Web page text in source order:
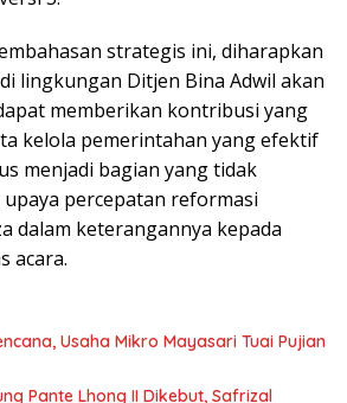
strategis ini, diharapkan
lingkungan Ditjen Bina Adwil akan
memberikan kontribusi yang
kelola pemerintahan yang efektif
menjadi bagian yang tidak
percepatan reformasi
dalam keterangannya kepada
acara.
Usaha Mikro Mayasari Tuai Pujian
Pante Lhong II Dikebut, Safrizal